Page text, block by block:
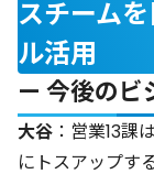
スチーム
ル活用
— 今後のビ
大谷 ：営業13課
にトスアップす